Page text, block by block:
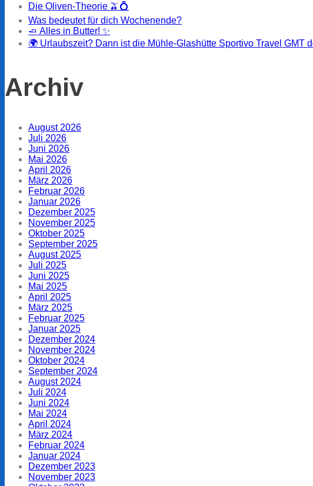
Die Oliven-Theorie 🫒💍
Was bedeutet für dich Wochenende?
🧈 Alles in Butter! ✨
🌍 Urlaubszeit? Dann ist die Mühle-Glashütte Sportivo Travel GMT
Archiv
August 2026
Juli 2026
Juni 2026
Mai 2026
April 2026
März 2026
Februar 2026
Januar 2026
Dezember 2025
November 2025
Oktober 2025
September 2025
August 2025
Juli 2025
Juni 2025
Mai 2025
April 2025
März 2025
Februar 2025
Januar 2025
Dezember 2024
November 2024
Oktober 2024
September 2024
August 2024
Juli 2024
Juni 2024
Mai 2024
April 2024
März 2024
Februar 2024
Januar 2024
Dezember 2023
November 2023